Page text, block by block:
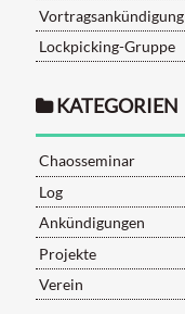
Vortragsankündigung
Lockpicking-Gruppe
KATEGORIEN
Chaosseminar
Log
Ankündigungen
Projekte
Verein